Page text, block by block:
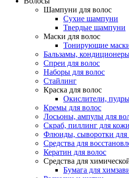
Шампуни для волос
Сухие шампуни
Твердые шампуни
Маски для волос
Тонирующие
Бальзамы,
Cпреи для волос
Наборы для волос
Стайлинг
Краска для волос
Окислители,
Кремы для волос
Лосьоны, ампулы для
Скраб, пиллинг для
Флюиды, сыворотки для
Средства для
Кератин для волос
Средства для
Бумага для